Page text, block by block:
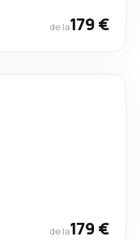
de la179 €
de la179 €